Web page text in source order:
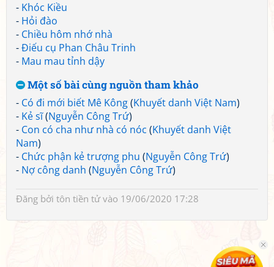
- Khóc Kiều
- Hỏi đào
- Chiều hôm nhớ nhà
-Điếu cụ Phan Châu Trinh
- Mau mau tỉnh dậy
Một số bài cùng nguồn tham khảo
- Có đi mới biết Mê Kông(Khuyết danh Việt Nam)
- Kẻ sĩ(Nguyễn Công Trứ)
- Con có cha như nhà có nóc (Khuyết danh Việt
Nam)
- Chức phận kẻ trượng phu (Nguyễn Công Trứ)
- Nợ công danh (Nguyễn Công Trứ)
Đăng bởi tôn tiền tửvào 19/06/2020 17:28